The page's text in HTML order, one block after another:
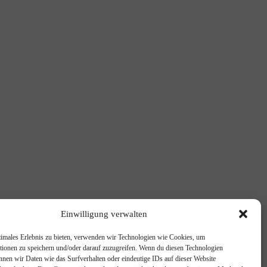
Einwilligung verwalten
Erlebnis zu bieten, verwenden wir Technologien wie Cookies, um
zu speichern und/oder darauf zuzugreifen. Wenn du diesen Technologien
wir Daten wie das Surfverhalten oder eindeutige IDs auf dieser Website